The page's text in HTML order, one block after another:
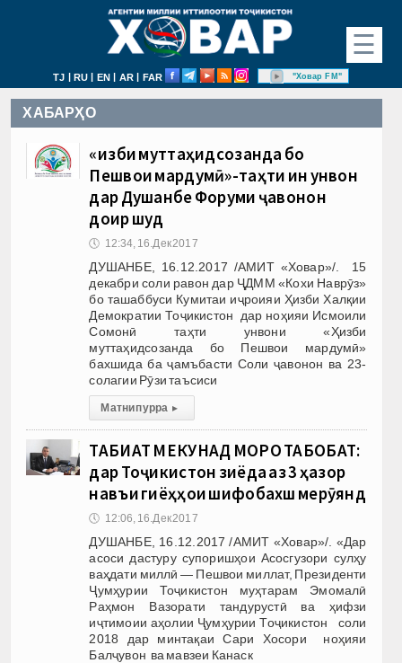
☰
TJ | RU | EN | AR | FAR "Ховар FM"
ХАБАРҲО
«Ҳизби муттаҳидсозанда бо
Пешвои мардумӣ»-таҳти ин унвон
дар Душанбе Форуми ҷавонон
доир шуд
🕔 12:34, 16.Дек 2017
ДУШАНБЕ, 16.12.2017 /АМИТ «Ховар»/. 15
декабри соли равон дар ҶДММ «Кохи Наврӯз»
бо ташаббуси Кумитаи иҷроияи Ҳизби Халқии
Демократии Тоҷикистон дар ноҳияи Исмоили
Сомонӣ таҳти унвони «Ҳизби
муттаҳидсозанда бо Пешвои мардумӣ»
бахшида ба ҷамъбасти Соли ҷавонон ва 23-
солагии Рӯзи таъсиси
Матни пурра ▸
ТАБИАТ МЕКУНАД МОРО ТАБОБАТ:
дар Тоҷикистон зиёда аз 3 ҳазор
навъи гиёҳҳои шифобахш мерӯянд
🕔 12:06, 16.Дек 2017
ДУШАНБЕ, 16.12.2017 /АМИТ «Ховар»/. «Дар
асоси дастуру супоришҳои Асосгузори сулҳу
ваҳдати миллӣ — Пешвои миллат, Президенти
Ҷумҳурии Тоҷикистон муҳтарам Эмомалӣ
Раҳмон Вазорати тандурустӣ ва ҳифзи
иҷтимоии аҳолии Ҷумҳурии Тоҷикистон соли
2018 дар минтақаи Сари Хосори ноҳияи
Балҷувон ва мавзеи Канаск